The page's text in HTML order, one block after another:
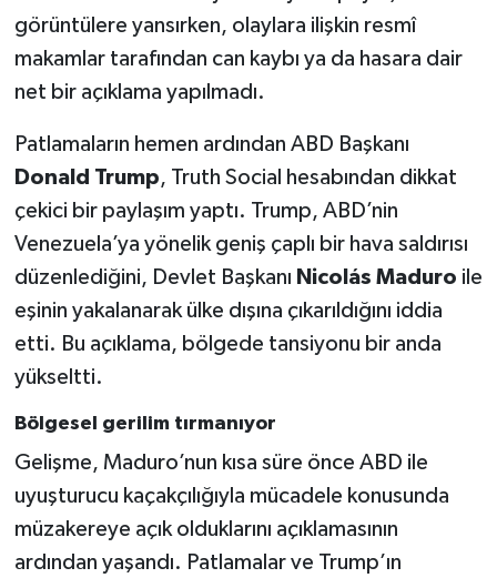
görüntülere yansırken, olaylara ilişkin resmî
makamlar tarafından can kaybı ya da hasara dair
net bir açıklama yapılmadı.
Patlamaların hemen ardından ABD Başkanı
Donald Trump, Truth Social hesabından dikkat
çekici bir paylaşım yaptı. Trump, ABD’nin
Venezuela’ya yönelik geniş çaplı bir hava saldırısı
düzenlediğini, Devlet Başkanı Nicolás Maduro ile
eşinin yakalanarak ülke dışına çıkarıldığını iddia
etti. Bu açıklama, bölgede tansiyonu bir anda
yükseltti.
Bölgesel gerilim tırmanıyor
Gelişme, Maduro’nun kısa süre önce ABD ile
uyuşturucu kaçakçılığıyla mücadele konusunda
müzakereye açık olduklarını açıklamasının
ardından yaşandı. Patlamalar ve Trump’ın